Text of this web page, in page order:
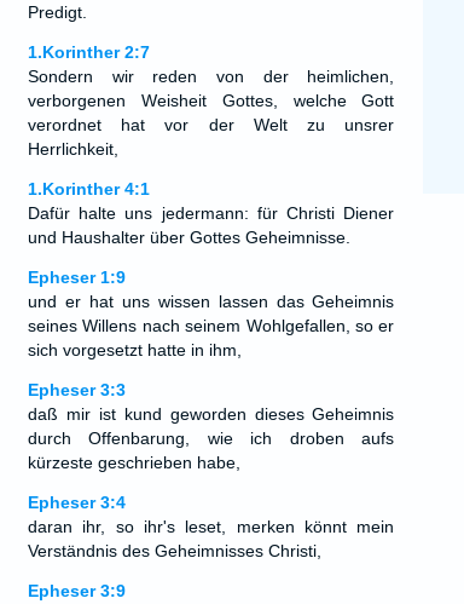
Predigt.
1.Korinther 2:7
Sondern wir reden von der heimlichen,
verborgenen Weisheit Gottes, welche Gott
verordnet hat vor der Welt zu unsrer
Herrlichkeit,
1.Korinther 4:1
Dafür halte uns jedermann: für Christi Diener
und Haushalter über Gottes Geheimnisse.
Epheser 1:9
und er hat uns wissen lassen das Geheimnis
seines Willens nach seinem Wohlgefallen, so er
sich vorgesetzt hatte in ihm,
Epheser 3:3
daß mir ist kund geworden dieses Geheimnis
durch Offenbarung, wie ich droben aufs
kürzeste geschrieben habe,
Epheser 3:4
daran ihr, so ihr's leset, merken könnt mein
Verständnis des Geheimnisses Christi,
Epheser 3:9